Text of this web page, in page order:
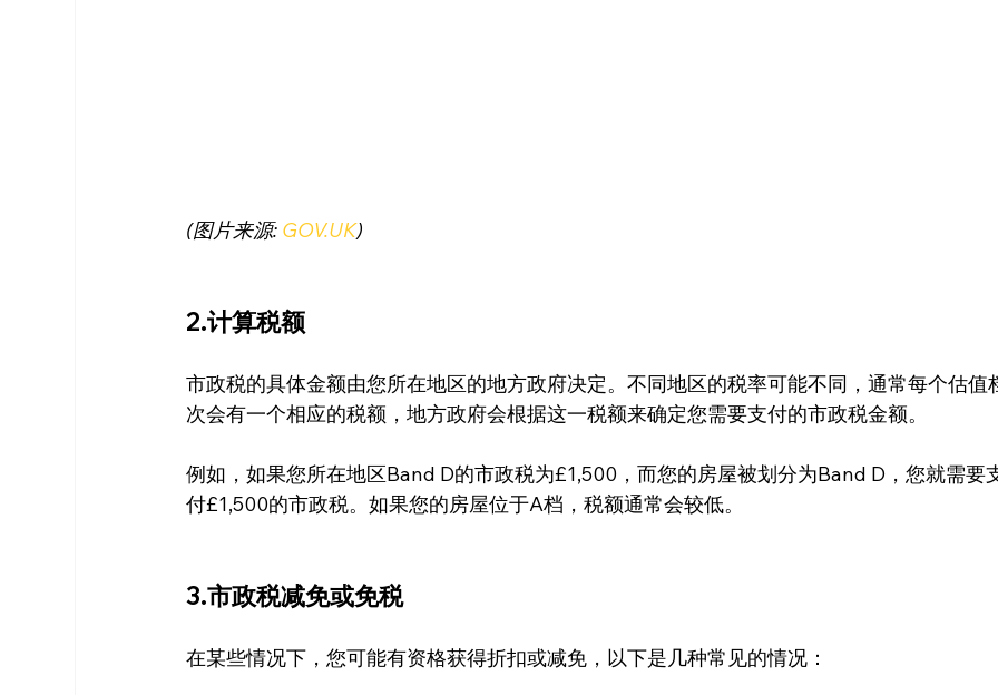
(图片来源: GOV.UK)
2.计算税额
市政税的具体金额由您所在地区的地方政府决定。不同地区的税率可能不同，通常每个估值
次会有一个相应的税额，地方政府会根据这一税额来确定您需要支付的市政税金额。
例如，如果您所在地区Band D的市政税为£1,500，而您的房屋被划分为Band D，您就需要
付£1,500的市政税。如果您的房屋位于A档，税额通常会较低。
3.市政税减免或免税
在某些情况下，您可能有资格获得折扣或减免，以下是几种常见的情况：